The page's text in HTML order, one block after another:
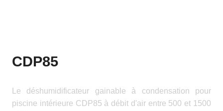
CDP85
Le déshumidificateur gainable à condensation pour
piscine intérieure CDP85 à débit d'air entre 500 et 1500